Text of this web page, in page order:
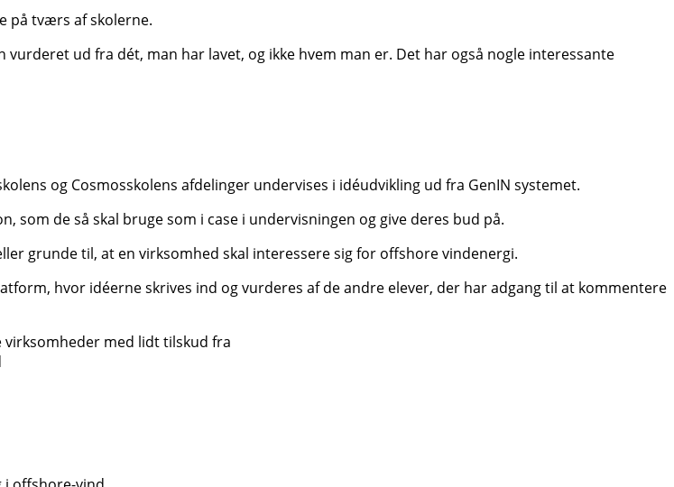
på tværs af skolerne.
ud fra dét, man har lavet, og ikke hvem man er. Det har også nogle interessante
og Cosmosskolens afdelinger undervises i idéudvikling ud fra GenIN systemet.
de så skal bruge som i case i undervisningen og give deres bud på.
grunde til, at en virksomhed skal interessere sig for offshore vindenergi.
hvor idéerne skrives ind og vurderes af de andre elever, der har adgang til at kommentere
virksomheder med lidt tilskud fra